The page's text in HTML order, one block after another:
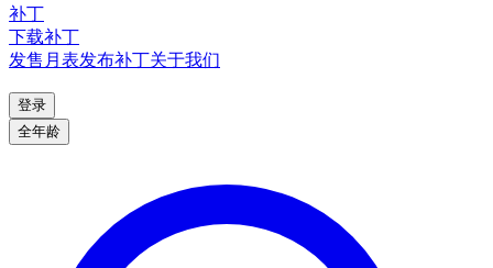
补丁
下载补丁
发售月表发布补丁关于我们
登录
全年龄